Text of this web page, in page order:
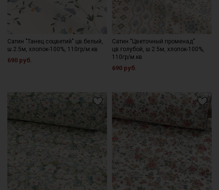
Сатин "Танец соцветий" цв.белый,
ш.2.5м, хлопок-100%, 110гр/м.кв
690 руб.
Сатин "Цветочный променад"
цв.голубой, ш.2.5м, хлопок-100%,
110гр/м.кв
690 руб.